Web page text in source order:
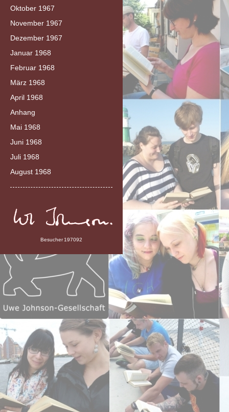
Oktober 1967
November 1967
Dezember 1967
Januar 1968
Februar 1968
März 1968
April 1968
Anhang
Mai 1968
Juni 1968
Juli 1968
August 1968
Besucher 197092